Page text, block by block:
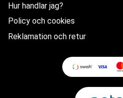
Hur handlar jag?
Policy och cookies
Reklamation och retur